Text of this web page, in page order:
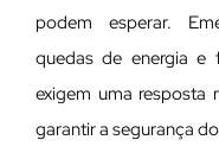
podem esperar.
quedas de energia e
exigem uma resposta
garantir a segurança